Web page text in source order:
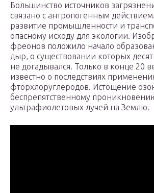
Большинство источников
связано с антропогенным
развитие промышленности и
опасному исходу для экологии.
фреонов положило начало
дыр, о существовании которых
не догадывался. Только в конце 20
известно о последствиях
фторхлоруглеродов. Истощение
беспрепятственному
ультрафиолетовых лучей на Землю.